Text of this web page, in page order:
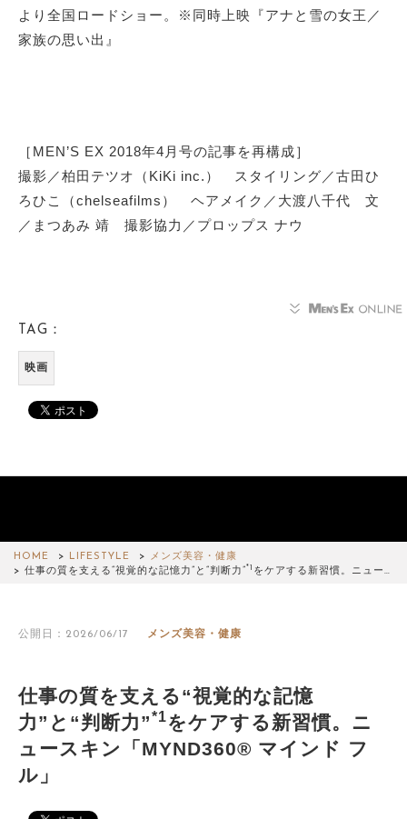
より全国ロードショー。※同時上映『アナと雪の女王／
家族の思い出』
［MEN’S EX 2018年4月号の記事を再構成］
撮影／柏田テツオ（KiKi inc.） スタイリング／古田ひ
ろひこ（chelseafilms） ヘアメイク／大渡八千代 文
／まつあみ 靖 撮影協力／プロップス ナウ
TAG：
映画
HOME LIFESTYLE
メンズ美容・健康
仕事の質を支える“視覚的な記憶力”と“判断力”*1 をケアする新習慣。ニュー…
公開日：2026/06/17 メンズ美容・健康
仕事の質を支える“視覚的な記憶
力”と“判断力”*1をケアする新習慣。ニ
ュースキン「MYND360® マインド フ
ル」